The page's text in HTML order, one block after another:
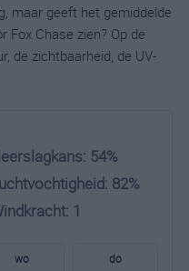
maar geeft het gemiddelde
Fox Chase zien? Op de
de zichtbaarheid, de UV-
54%
82%
1
wo do